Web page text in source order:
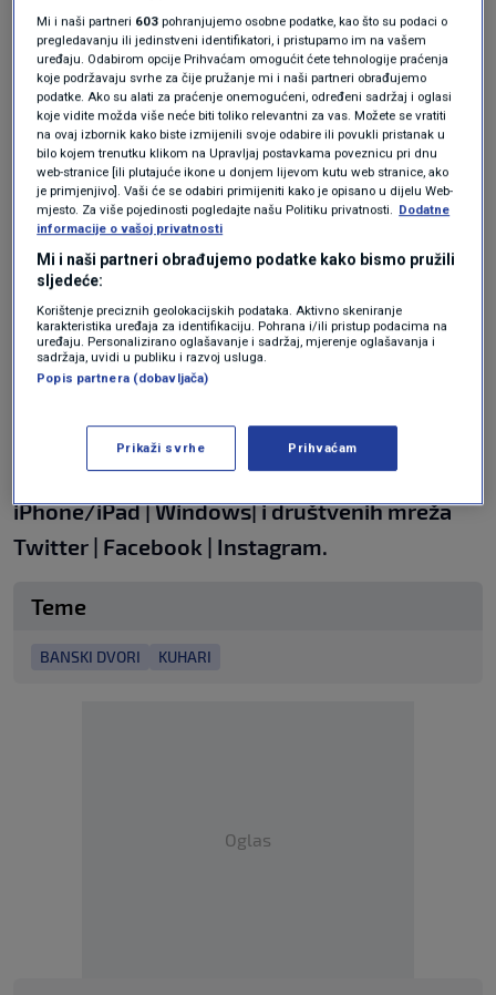
Iz Vlade nisu dali odgovor na pitanje koliko se
trenutno obroka i po kojoj cijeni priprema. Za
vrijeme Milanovićeve Vlade dnevno se
pripremalo 100 obroka. Ručak se mogao dobiti
za 23 kune, desert za 5, a kava za dvije i pol
kune.
Plaća u Banskim dvorima određuje se
koeficijentom složenosti poslova u državnoj
službi. Kuhar spada u treću kategoriju
namještenika i može računati na 4.207 kuna na
mjesec. Za istu plaću traži se i jedan slastičar
te električar, pišeDnevnik.hr.
N1 pratite putem aplikacija zaAndroid
iPhone/iPad|Windows| idruštvenihmreža
Twitter | Facebook | Instagram.
Teme
BANSKI DVORI KUHARI
Oglas
Mi i naši partneri 603 pohranjujemo osobne podatke, kao što su podaci o
pregledavanju ili jedinstveni identifikatori, i pristupamo im na vašem
uređaju. Odabirom opcije Prihvaćam omogućit ćete tehnologije praćenja
koje podržavaju svrhe za čije pružanje mi i naši partneri obrađujemo
podatke. Ako su alati za praćenje onemogućeni, određeni sadržaj i oglasi
koje vidite možda više neće biti toliko relevantni za vas. Možete se vratiti
na ovaj izbornik kako biste izmijenili svoje odabire ili povukli pristanak u
bilo kojem trenutku klikom na Upravljaj postavkama poveznicu pri dnu
web-stranice [ili plutajuće ikone u donjem lijevom kutu web stranice, ako
je primjenjivo]. Vaši će se odabiri primijeniti kako je opisano u dijelu Web-
mjesto. Za više pojedinosti pogledajte našu Politiku privatnosti.
Dodatne
informacije o vašoj privatnosti
Mi i naši partneri obrađujemo podatke kako bismo pružili
sljedeće:
Korištenje preciznih geolokacijskih podataka. Aktivno skeniranje
karakteristika uređaja za identifikaciju. Pohrana i/ili pristup podacima na
uređaju. Personalizirano oglašavanje i sadržaj, mjerenje oglašavanja i
sadržaja, uvidi u publiku i razvoj usluga.
Popis partnera (dobavljača)
Prikaži svrhe Prihvaćam